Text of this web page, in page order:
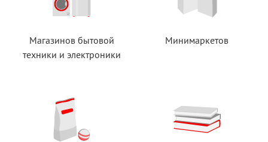
Магазинов бытовой
техники и электроники
Минимаркетов